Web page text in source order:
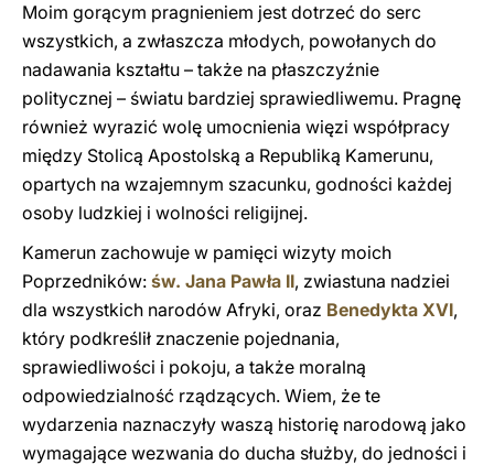
Moim gorącym pragnieniem jest dotrzeć do serc
wszystkich, a zwłaszcza młodych, powołanych do
nadawania kształtu – także na płaszczyźnie
politycznej – światu bardziej sprawiedliwemu. Pragnę
również wyrazić wolę umocnienia więzi współpracy
między Stolicą Apostolską a Republiką Kamerunu,
opartych na wzajemnym szacunku, godności każdej
osoby ludzkiej i wolności religijnej.
Kamerun zachowuje w pamięci wizyty moich
Poprzedników: św. Jana Pawła II, zwiastuna nadziei
dla wszystkich narodów Afryki, oraz Benedykta XVI,
który podkreślił znaczenie pojednania,
sprawiedliwości i pokoju, a także moralną
odpowiedzialność rządzących. Wiem, że te
wydarzenia naznaczyły waszą historię narodową jako
wymagające wezwania do ducha służby, do jedności i